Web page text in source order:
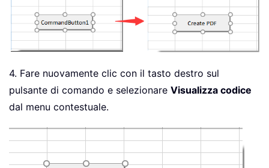
4. Fare nuovamente clic con il tasto destro sul
pulsante di comando e selezionare Visualizza codice
dal menu contestuale.